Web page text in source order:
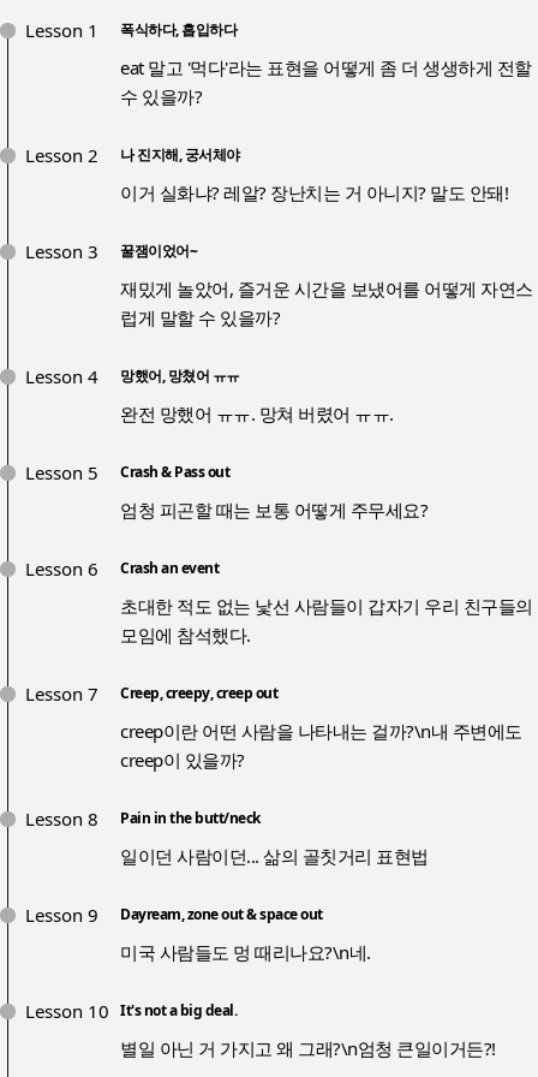
Lesson 1 폭식하다, 흡입하다
eat 말고 '먹다'라는 표현을 어떻게 좀 더 생생하게 전할
수 있을까?
Lesson 2 나 진지해, 궁서체야
이거 실화냐? 레알? 장난치는 거 아니지? 말도 안돼!
Lesson 3 꿀잼이었어~
재밌게 놀았어, 즐거운 시간을 보냈어를 어떻게 자연스
럽게 말할 수 있을까?
Lesson 4 망했어, 망쳤어 ㅠㅠ
완전 망했어 ㅠㅠ. 망쳐 버렸어 ㅠㅠ.
Lesson 5 Crash & Pass out
엄청 피곤할 때는 보통 어떻게 주무세요?
Lesson 6 Crash an event
초대한 적도 없는 낯선 사람들이 갑자기 우리 친구들의
모임에 참석했다.
Lesson 7 Creep, creepy, creep out
creep이란 어떤 사람을 나타내는 걸까?\n내 주변에도
creep이 있을까?
Lesson 8 Pain in the butt/neck
일이던 사람이던... 삶의 골칫거리 표현법
Lesson 9 Dayream, zone out & space out
미국 사람들도 멍 때리나요?\n네.
Lesson 10 It's not a big deal.
별일 아닌 거 가지고 왜 그래?\n엄청 큰일이거든?!